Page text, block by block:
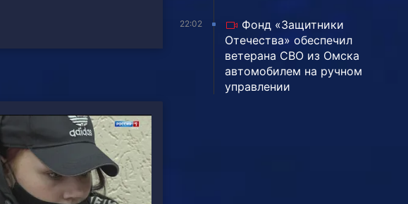
22:02
Фонд «Защитники
Отечества» обеспечил
ветерана СВО из Омска
автомобилем на ручном
управлении